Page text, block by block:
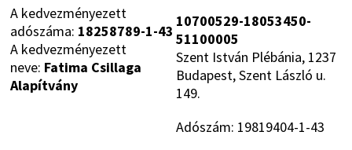
A kedvezményezett
adószáma: 18258789-1-43
A kedvezményezett
neve: Fatima Csillaga
Alapítvány
10700529-18053450-
51100005
Szent István Plébánia, 1237
Budapest, Szent László u.
149.
Adószám: 19819404-1-43